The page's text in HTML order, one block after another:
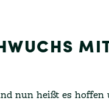
nun heißt es hoffen